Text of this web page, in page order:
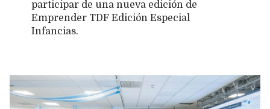
participar de una nueva edición de
Emprender TDF Edición Especial
Infancias.